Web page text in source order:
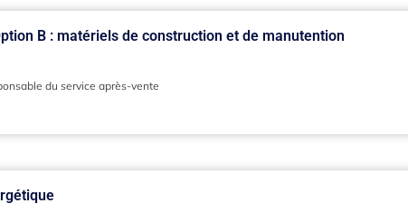
B : matériels de construction et de manutention
du service après-vente